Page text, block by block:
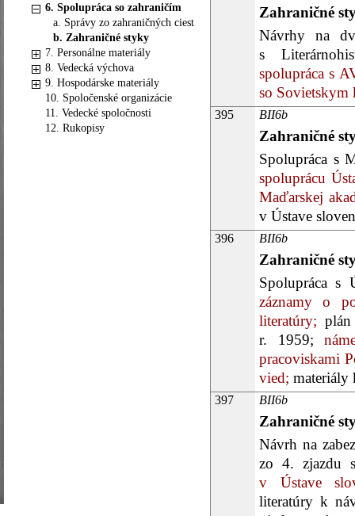
6. Spolupráca so zahraničím
a. Správy zo zahraničných ciest
b. Zahraničné styky
7. Personálne materiály
8. Vedecká výchova
9. Hospodárske materiály
10. Spoločenské organizácie
11. Vedecké spoločnosti
12. Rukopisy
Zahraničné
Návrhy na
s
spolupráca s
so Sovietskym
395 BII6b
Zahraničné
Spolupráca s
spoluprácu
Maďarskej
v Ústave
396 BII6b
Zahraničné
Spolupráca s
záznamy o
literatúry;
r. 1959;
pracoviskami
vied; materiály
397 BII6b
Zahraničné
Návrh na
zo 4. zjazdu
v Ústave
literatúry k